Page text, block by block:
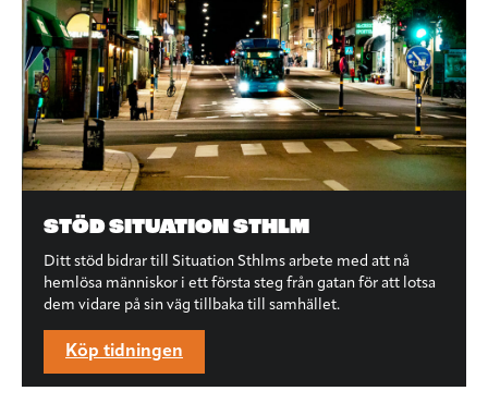
STÖD SITUATION STHLM
Ditt stöd bidrar till Situation Sthlms arbete med att nå
hemlösa människor i ett första steg från gatan för att lotsa
dem vidare på sin väg tillbaka till samhället.
Köp tidningen